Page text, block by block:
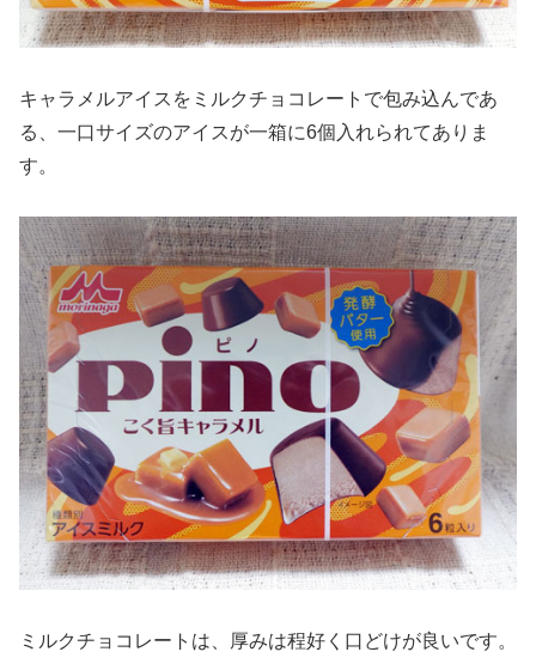
キャラメルアイスをミルクチョコレートで包み込んであ
る、一口サイズのアイスが一箱に6個入れられてありま
す。
ミルクチョコレートは、厚みは程好く口どけが良いです。